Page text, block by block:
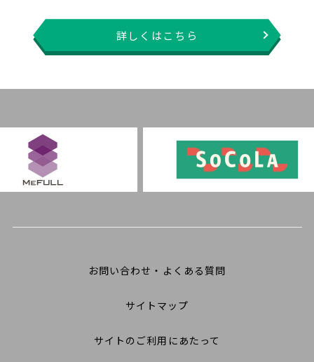
詳しくはこちら
お問い合わせ・よくある質問
サイトマップ
サイトのご利用にあたって